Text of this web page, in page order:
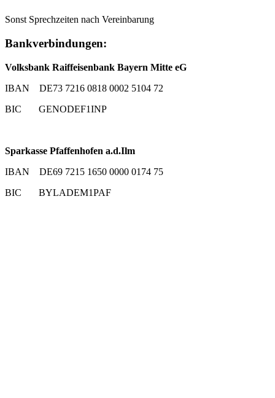
Sonst Sprechzeiten nach Vereinbarung
Bankverbindungen:
Volksbank Raiffeisenbank Bayern Mitte eG
IBAN DE73 7216 0818 0002 5104 72
BIC GENODEF1INP
Sparkasse Pfaffenhofen a.d.Ilm
IBAN DE69 7215 1650 0000 0174 75
BIC BYLADEM1PAF